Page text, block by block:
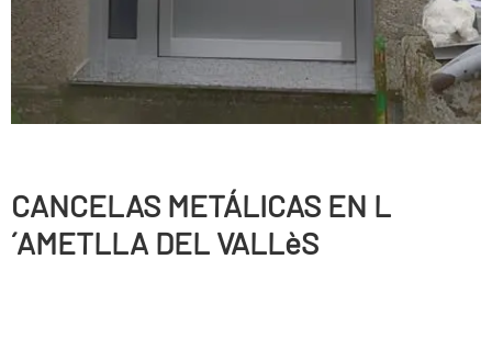
CANCELAS METÁLICAS EN L
´AMETLLA DEL VALLèS